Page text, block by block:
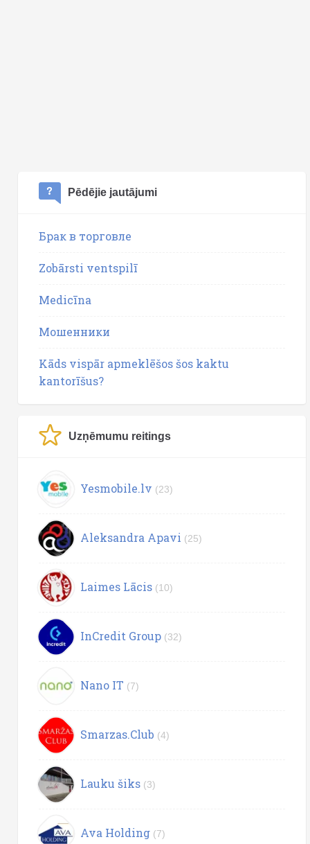
Pēdējie jautājumi
Брак в торговле
Zobārsti ventspilī
Medicīna
Мошенники
Kāds vispār apmeklēšos šos kaktu
kantorīšus?
Uzņēmumu reitings
Yesmobile.lv (23)
Aleksandra Apavi (25)
Laimes Lācis (10)
InCredit Group (32)
Nano IT (7)
Smarzas.Club (4)
Lauku šiks (3)
Ava Holding (7)